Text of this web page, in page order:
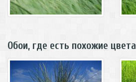
Обои, где есть похожие цвета